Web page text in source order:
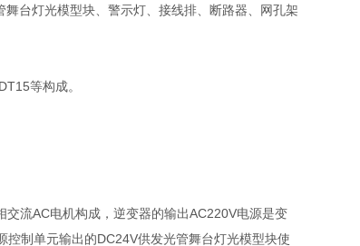
台灯光模型块、警示灯、接线排、断路器、网孔架
等构成。
流AC电机构成，逆变器的输出AC220V电源是变
制单元输出的DC24V供发光管舞台灯光模型块使